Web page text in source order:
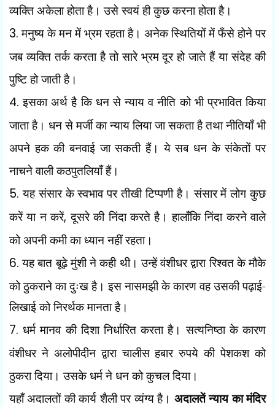
व्यक्ति अकेला होता है। उसे स्वयं ही कुछ करना होता है।
3.मनुष्य के मन में भ्रम रहता है। अनेक स्थितियों में फँसे होने पर
जब व्यक्ति तर्क करता है तो सारे भ्रमदूर हो जाते हैं या संदेह की
पुष्टि हो जाती है।
4.इसका अर्थ है कि धन से न्याय व नीति को भी प्रभावित किया
जाता है। धन से मर्जी का न्याय लिया जा सकता है तथा नीतियाँ भी
अपने हक की बनवाई जा सकती हैं। ये सब धन के संकेतों पर
नाचने वाली कठपुतलियाँ हैं।
5.यह संसार के स्वभाव पर तीखी टिप्पणी है। संसार में लोग कुछ
करें या न करें,दूसरे की निंदा करते है। हालाँकि निंदा करने वाले
को अपनी कमी का ध्यान नहीं रहता।
6.यह बात बूढ़े मुंशी ने कही थी। उन्हें वंशीधर द्वारा रिश्वत के मौके
को ठुकराने का दुःख है। इसनासमझी के कारण वह उसकी पढ़ाई-
लिखाई को निरर्थक मानता है।
7.धर्म मानव की दिशा निर्धारित करता है। सत्यनिष्ठा के कारण
वंशीधर ने अलोपीदीन द्वारा चालीस हबार रुपये की पेशकश को
ठुकरा दिया। उसके धर्म ने धन को कुचल दिया।
यहाँ अदालतों की कार्य शैली पर व्यंग्य है। अदालतें न्याय का मंदिर